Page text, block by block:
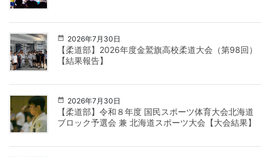
2026年7月30日
【柔道部】2026年度金鷲旗高校柔道大会（第98回）
【結果報告】
2026年7月30日
【柔道部】令和８年度 国民スポーツ体育大会北海道
ブロック予選会 兼 北海道スポーツ大会【大会結果】